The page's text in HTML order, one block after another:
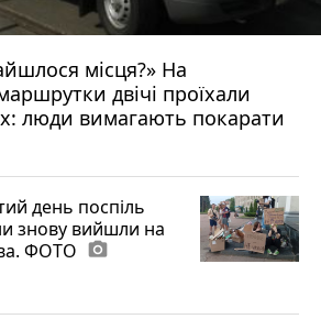
місця?» На
двічі проїхали
люди вимагають покарати
день поспіль
знову вийшли на
ФОТО photo_camera